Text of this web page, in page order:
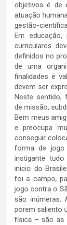
objetivos é de
atuação
gestão-
Em
curriculares
definidos no
de uma
finalidades e
devem ser
Neste sentido,
de missão,
Bem meus
e preocupa
conseguir
forma de jogo
instigante
inicio do
foi a campo,
jogo contra o
são inúmeras.
porem saliento
física – são as